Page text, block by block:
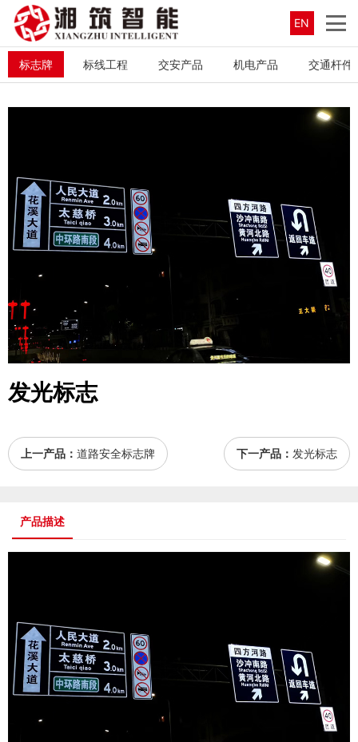
EN
标志牌 标线工程 交安产品 机电产品 交通杆件
发光标志
上一产品： 道路安全标志牌 下一产品： 发光标志
产品描述